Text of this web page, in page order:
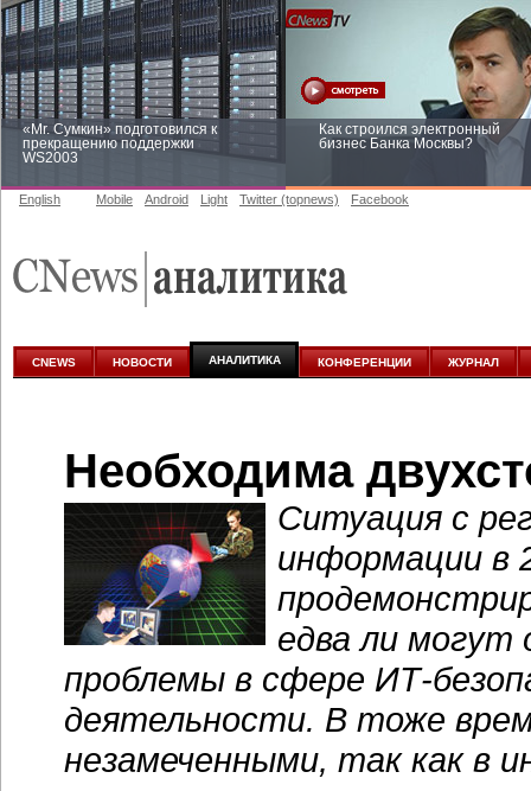
«Mr. Сумкин» подготовился к
прекращению поддержки
WS2003
Как строился электронный
бизнес Банка Москвы?
аналитике
English Mobile Android Light Twitter (topnews) Facebook
CNEWS НОВОСТИ АНАЛИТИКА КОНФЕРЕНЦИИ ЖУРНАЛ
Необходима
Ситуация с
информации в
едва ли
проблемы в сфере ИТ-
деятельности. В тоже
незамеченными, так как в